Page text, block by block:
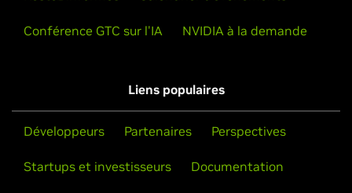
Conférence GTC sur l'IA NVIDIA à la demande
Liens populaires
Développeurs Partenaires Perspectives
Startups et investisseurs Documentation